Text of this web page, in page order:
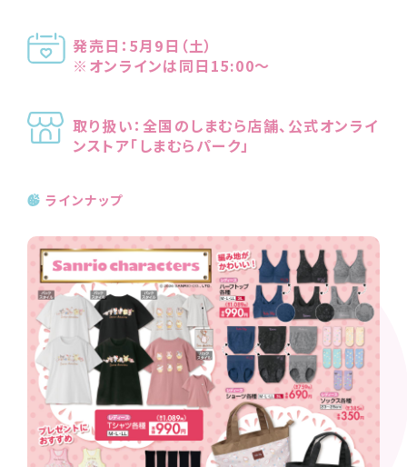
発売日：5月9日（土）
※オンラインは同日15:00〜
取り扱い：全国のしまむら店舗、公式オンライ
ンストア「しまむらパーク」
ラインナップ